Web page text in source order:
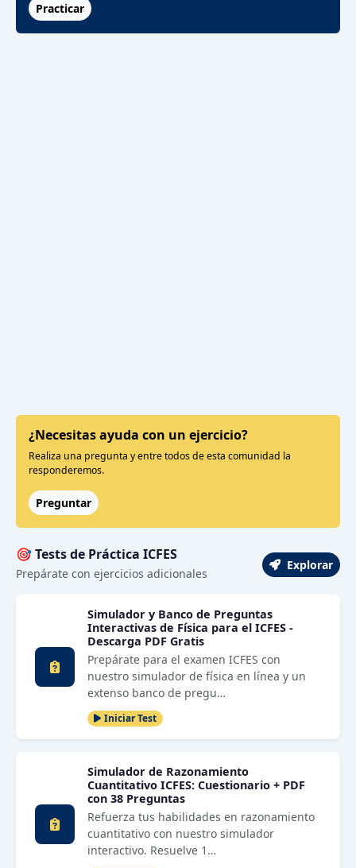
Practicar
¿Necesitas ayuda con un ejercicio?
Realiza una pregunta y entre todos de esta comunidad la
responderemos.
Preguntar
🎯 Tests de Práctica ICFES
Prepárate con ejercicios adicionales
Explorar
Simulador y Banco de Preguntas
Interactivas de Física para el ICFES -
Descarga PDF Gratis
Prepárate para el examen ICFES con
nuestro simulador de física en línea y un
extenso banco de pregu…
Iniciar Test
Simulador de Razonamiento
Cuantitativo ICFES: Cuestionario + PDF
con 38 Preguntas
Refuerza tus habilidades en razonamiento
cuantitativo con nuestro simulador
interactivo. Resuelve 1…